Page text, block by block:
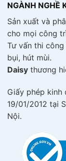
NGÀNH NGHỀ
Sản xuất và
cho mọi công
Tư vấn thi
bụi, hút mùi.
Daisy thương
Giấy phép kinh
19/01/2012 tại
Nội.